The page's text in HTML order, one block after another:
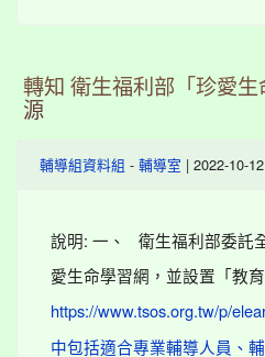
轉知 衛生福利部「珍愛
源
輔導組資料組 - 輔導室 | 2022-10-
說明: 一、 衛生福利部委託
愛生命學習網，並設置「教
https://www.tsos.org.tw/p/
中包括適合專業輔導人員、